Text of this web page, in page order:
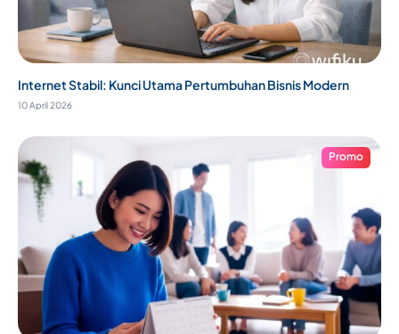
Internet Stabil: Kunci Utama Pertumbuhan Bisnis Modern
10 April 2026
Promo